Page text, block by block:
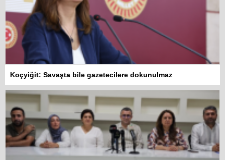
Koçyiğit: Savaşta bile gazetecilere dokunulmaz